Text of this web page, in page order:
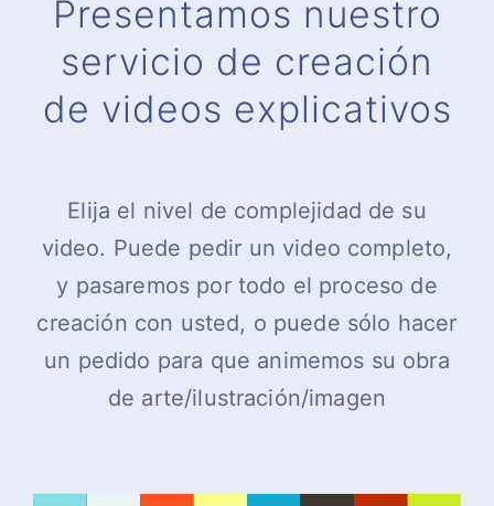
Presentamos nuestro
servicio de creación
de videos explicativos
Elija el nivel de complejidad de su
video. Puede pedir un video completo,
y pasaremos por todo el proceso de
creación con usted, o puede sólo hacer
un pedido para que animemos su obra
de arte/ilustración/imagen